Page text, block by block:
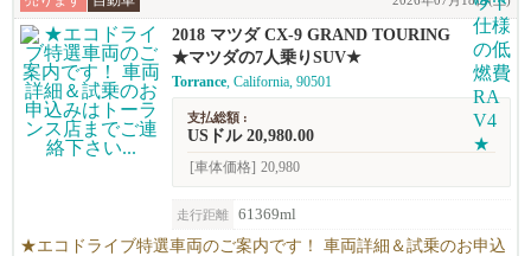
2018 マツダ CX-9 GRAND TOURING
★マツダの7人乗りSUV★
Torrance, California, 90501
支払総額 :
USドル 20,980.00
[車体価格] 20,980
走行距離 61369ml
★エコドライブ特選車両のご案内です！ 車両詳細＆試乗のお申込